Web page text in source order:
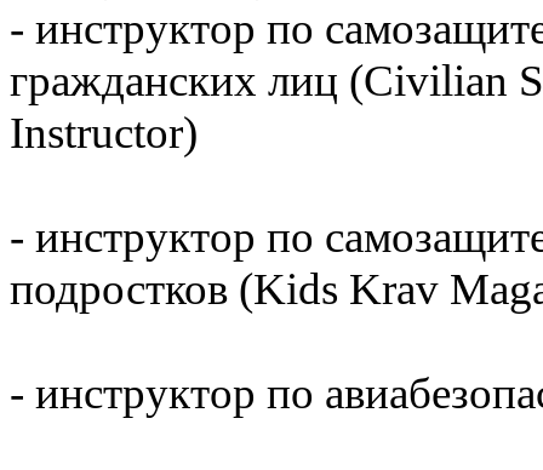
- инструктор по
гражданских лиц (Civilian
Instructor)
- инструктор по
подростков (Kids Krav
- инструктор по